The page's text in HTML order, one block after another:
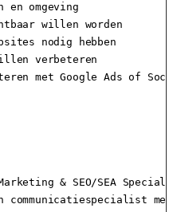
en omgeving
willen worden
nodig hebben
verbeteren
met Google Ads of
& SEO/SEA
communicatiespecialist